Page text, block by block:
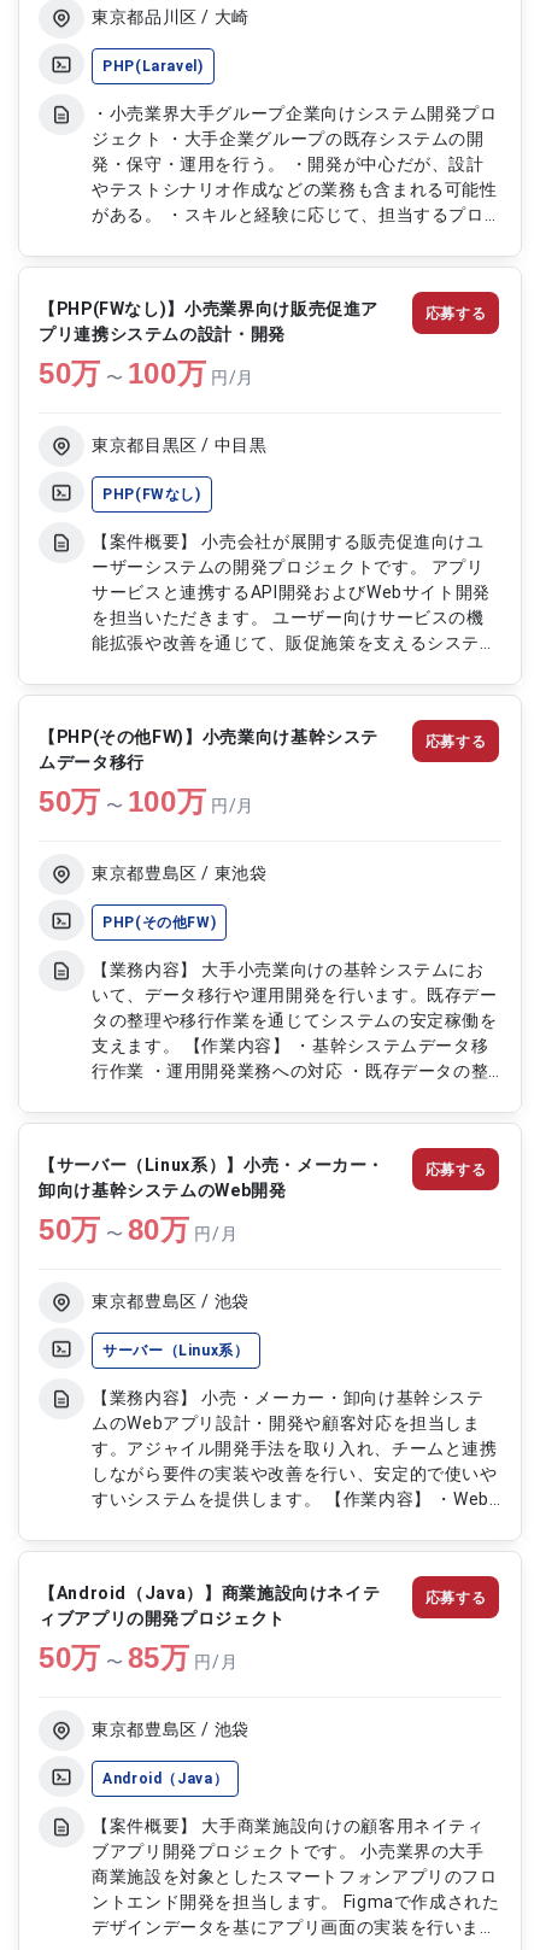
東京都品川区 / 大崎
PHP(Laravel)
・小売業界大手グループ企業向けシステム開発プロ
ジェクト ・大手企業グループの既存システムの開
発・保守・運用を行う。 ・開発が中心だが、設計
やテストシナリオ作成などの業務も含まれる可能性
がある。 ・スキルと経験に応じて、担当するプロ
VBScriptを使用する可能性もある。
【PHP(FWなし)】小売業界向け販売促進ア
プリ連携システムの設計・開発
50万 〜 100万 円/月
東京都目黒区 / 中目黒
PHP(FWなし)
【案件概要】 小売会社が展開する販売促進向けユ
ーザーシステムの開発プロジェクトです。 アプリ
サービスと連携するAPI開発およびWebサイト開発
を担当いただきます。 ユーザー向けサービスの機
能拡張や改善を通じて、販促施策を支えるシステム
して携わるポジションです。 【作業内容】 ・販売
促進アプリ連携APIの設計および開発 ・Webサイト
の設計および実装対応 ・各種テスト実施および品
質確認 ・既存機能の改修および機能追加対応 ・関
連部署との連携による開発推進
応募する
【PHP(その他FW)】小売業向け基幹システ
ムデータ移行
50万 〜 100万 円/月
東京都豊島区 / 東池袋
PHP(その他FW)
【業務内容】 大手小売業向けの基幹システムにお
いて、データ移行や運用開発を行います。既存デー
タの整理や移行作業を通じてシステムの安定稼働を
支えます。 【作業内容】 ・基幹システムデータ移
行作業 ・運用開発業務への対応 ・既存データの整
応募する
【サーバー（Linux系）】小売・メーカー・
卸向け基幹システムのWeb開発
50万 〜 80万 円/月
東京都豊島区 / 池袋
サーバー（Linux系）
【業務内容】 小売・メーカー・卸向け基幹システ
ムのWebアプリ設計・開発や顧客対応を担当しま
す。アジャイル開発手法を取り入れ、チームと連携
しながら要件の実装や改善を行い、安定的で使いや
すいシステムを提供します。 【作業内容】 ・Web
や問い合わせ対応 ・アジャイル開発に基づくタス
ク管理とレビュー ・Linux環境でのサーバー構築と
運用 ・システムのテストおよび動作確認
応募する
【Android（Java）】商業施設向けネイテ
ィブアプリの開発プロジェクト
50万 〜 85万 円/月
東京都豊島区 / 池袋
Android（Java）
【案件概要】 大手商業施設向けの顧客用ネイティ
ブアプリ開発プロジェクトです。 小売業界の大手
商業施設を対象としたスマートフォンアプリのフロ
ントエンド開発を担当します。 Figmaで作成された
デザインデータを基にアプリ画面の実装を行いま
応募する